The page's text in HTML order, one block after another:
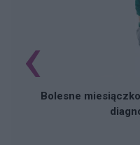
Bolesne
‹